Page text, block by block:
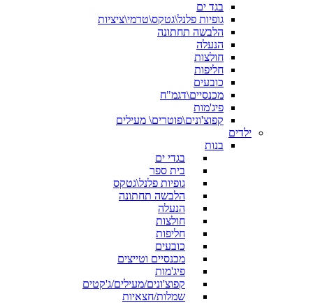
בגד ים
גופיות פלנל\גטקס\טרמי\ציציות
הלבשה תחתונה
הנעלה
חולצות
חליפות
כובעים
מכנסיים\דגמ"ח
פיג'מות
קפוצ'ונים\פוטרים\ מעילים
ילדים
בנות
בגדי ים
בית ספר
גופיות פלנל\גטקס
הלבשה תחתונה
הנעלה
חולצות
חליפות
כובעים
מכנסיים וטייצים
פיג'מות
קפוצ'ונים/מעילים/ג'קטים
שמלות/חצאיות